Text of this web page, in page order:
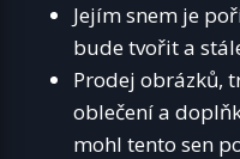
Jejím snem je
bude tvořit a
Prodej obrázků,
oblečení a
mohl tento sen